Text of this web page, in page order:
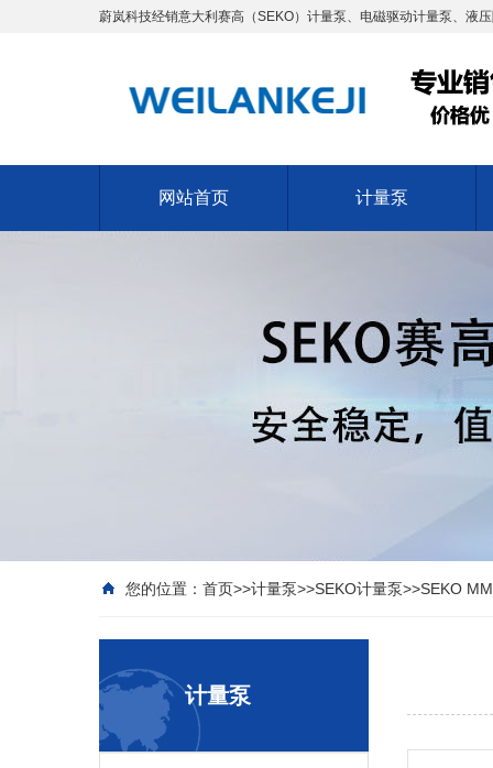
蔚岚科技经销意大利赛高（SEKO）计量泵、电磁驱动计量泵、液
网站首页 计量泵
您的位置： 首页>>计量泵>>SEKO计量泵>>SEKO
计量泵